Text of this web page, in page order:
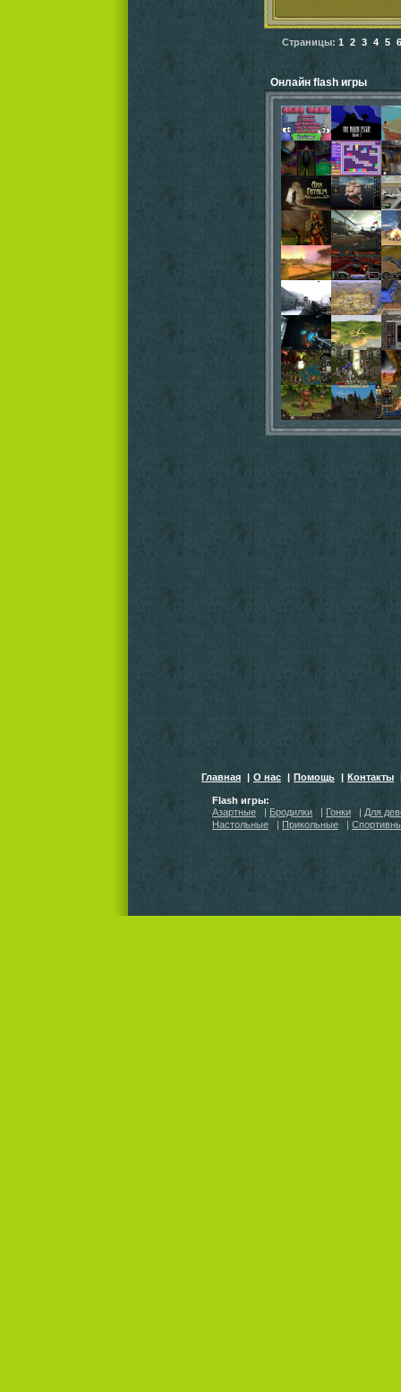
Страницы: 1 2 3 4 5 6
Онлайн flash игры
Главная | О нас | Помощь | Контакты
Flash игры:
Азартные
| Бродилки | Гонки | Для
Настольные
| Прикольные |